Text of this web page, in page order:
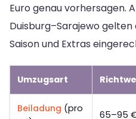
Euro genau vorhersagen.
Duisburg–Sarajewo
Saison und Extras
Umzugsart
Beiladung (pro
65–95